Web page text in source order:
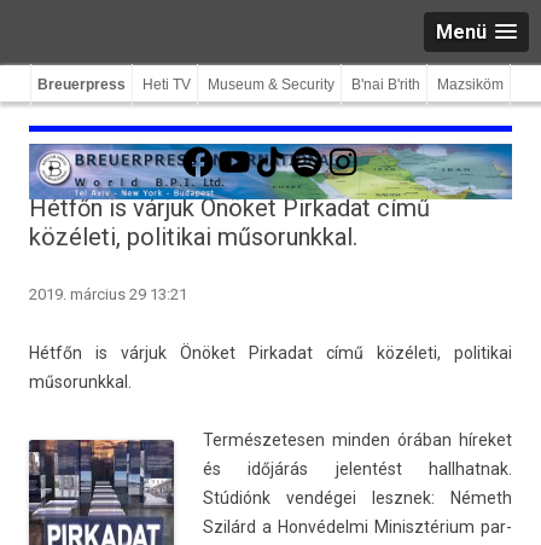
Menü
Breuerpress Heti TV Museum & Security B'nai B'rith Mazsiköm
Facebook
YouTube
TikTokSpotifyInstagram
Hétfőn is várjuk Önöket Pirkadat című
közéleti, politikai műsorunkkal.
2019. március 29 13:21
Hétfőn is várjuk Önöket Pir­kadat című közéleti, politikai
műsorunkk­al.
Ter­mészetes­en mind­en órában híreket
és időjárás jelen­tést hallhat­nak.
Stúdiónk vendégei lesznek: Németh
Szilárd a Honvédelmi Minisztérium par­